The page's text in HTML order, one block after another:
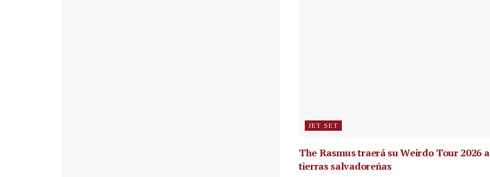
JET SET
The Rasmus traerá su Weirdo Tour 2026 a
tierras salvadoreñas